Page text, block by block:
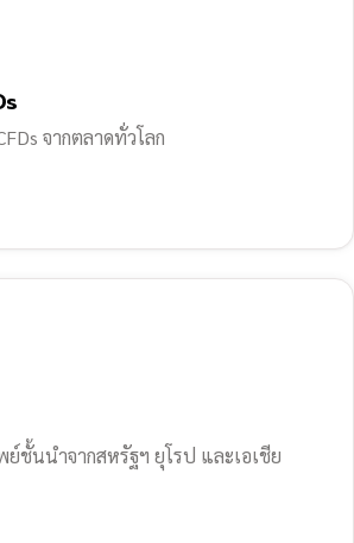
จากตลาดทั่วโลก
ชั้นนำจากสหรัฐฯ ยุโรป และเอเชีย